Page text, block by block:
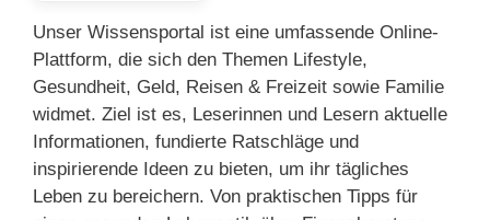
Unser Wissensportal ist eine umfassende Online-
Plattform, die sich den Themen Lifestyle,
Gesundheit, Geld, Reisen & Freizeit sowie Familie
widmet. Ziel ist es, Leserinnen und Lesern aktuelle
Informationen, fundierte Ratschläge und
inspirierende Ideen zu bieten, um ihr tägliches
Leben zu bereichern. Von praktischen Tipps für